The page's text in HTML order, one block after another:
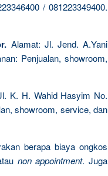
/ 081223349400.
Alamat: Jl. Jend. A.Yani
Penjualan, showroom,
K. H. Wahid Hasyim No.
showroom, service, dan
berapa biaya ongkos
non appointment. Juga